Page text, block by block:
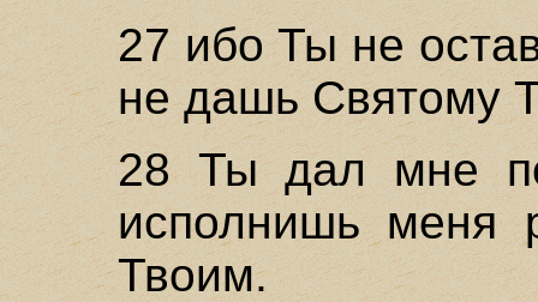
27 ибо Ты не
не дашь Святому
28 Ты дал мне
исполнишь меня
Твоим.